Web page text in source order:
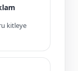
kitleye